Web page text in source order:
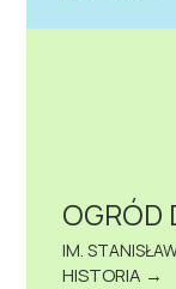
OGRÓD
IM.
HISTORIA →